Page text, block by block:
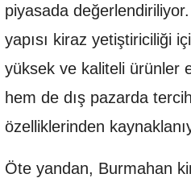
piyasada
yapısı kiraz yetiştiriciliği
yüksek ve kaliteli ürünler
hem de dış pazarda
özelliklerinden
Öte yandan, Burmahan